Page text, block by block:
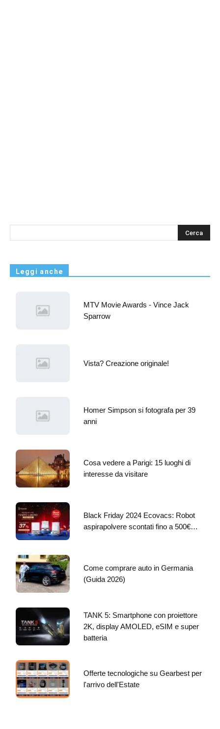
s
Leggi anche
MTV Movie Awards - Vince Jack
Sparrow
Vista? Creazione originale!
Homer Simpson si fotografa per 39
anni
Cosa vedere a Parigi: 15 luoghi di
interesse da visitare
Black Friday 2024 Ecovacs: Robot
aspirapolvere scontati fino a 500€…
Come comprare auto in Germania
(Guida 2026)
TANK 5: Smartphone con proiettore
2K, display AMOLED, eSIM e super
batteria
Offerte tecnologiche su Gearbest per
l'arrivo dell'Estate